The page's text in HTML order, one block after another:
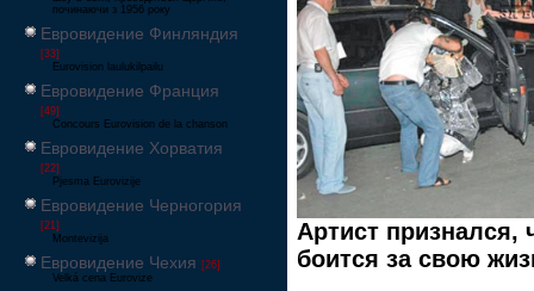
починаючи з 1956 року
Евровидение Финляндия
[33]
Eurovision laulukilpailu
Евровидение Франция
[49]
Concours Eurovision de la chanson
Евровидение Хорватия
[22]
Pjesma Eurovizije
Евровидение Черногория
[21]
Montevizija
Евровидение Чехия [26]
Velká cena Eurovize
Артист признался,
боится за свою